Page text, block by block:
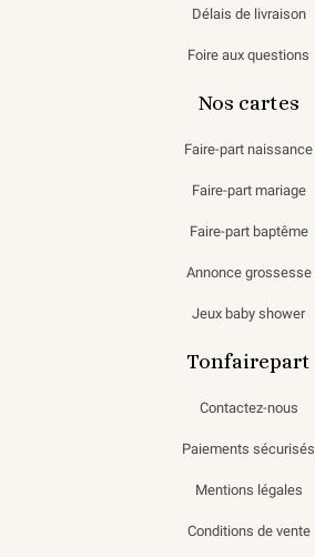
Délais de livraison
Foire aux questions
Nos cartes
Faire-part naissance
Faire-part mariage
Faire-part baptême
Annonce grossesse
Jeux baby shower
Tonfairepart
Contactez-nous
Paiements sécurisés
Mentions légales
Conditions de vente